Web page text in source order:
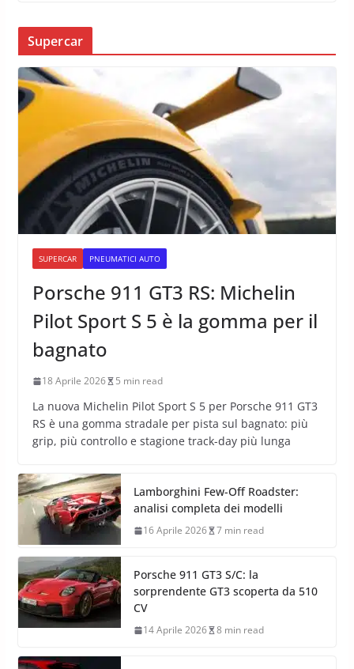
Supercar
SUPERCAR PNEUMATICI AUTO
Porsche 911 GT3 RS: Michelin
Pilot Sport S 5 è la gomma per il
bagnato
18 Aprile 2026 5 min read
La nuova Michelin Pilot Sport S 5 per Porsche 911 GT3
RS è una gomma stradale per pista sul bagnato: più
grip, più controllo e stagione track-day più lunga
Lamborghini Few-Off Roadster:
analisi completa dei modelli
16 Aprile 2026 7 min read
Porsche 911 GT3 S/C: la
sorprendente GT3 scoperta da 510
CV
14 Aprile 2026 8 min read